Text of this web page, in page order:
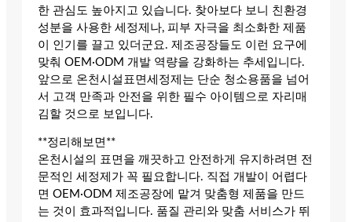
한 관심도 높아지고 있습니다. 찾아보다 보니 친환경
성분을 사용한 세정제나, 피부 자극을 최소화한 제품
이 인기를 끌고 있더군요. 제조공장들도 이런 요구에
맞춰 OEM·ODM 개발 역량을 강화하는 추세입니다.
앞으로 온천시설표면세정제는 단순 청소용품을 넘어
서 고객 만족과 안전을 위한 필수 아이템으로 자리매
김할 것으로 보입니다.
**정리해보면**
온천시설의 표면을 깨끗하고 안전하게 유지하려면 전
문적인 세정제가 꼭 필요합니다. 직접 개발이 어렵다
면 OEM·ODM 제조공장에 맡겨 맞춤형 제품을 만드
는 것이 효과적입니다. 품질 관리와 맞춤 서비스가 뛰